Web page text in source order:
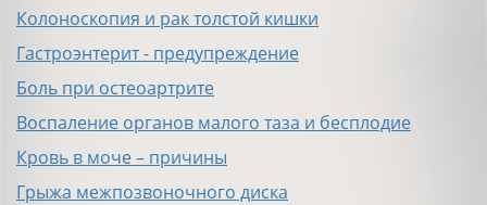
Колоноскопия и рак толстой кишки
Гастроэнтерит - предупреждение
Боль при остеоартрите
Воспаление органов малого таза и бесплодие
Кровь в моче – причины
Грыжа межпозвоночного диска